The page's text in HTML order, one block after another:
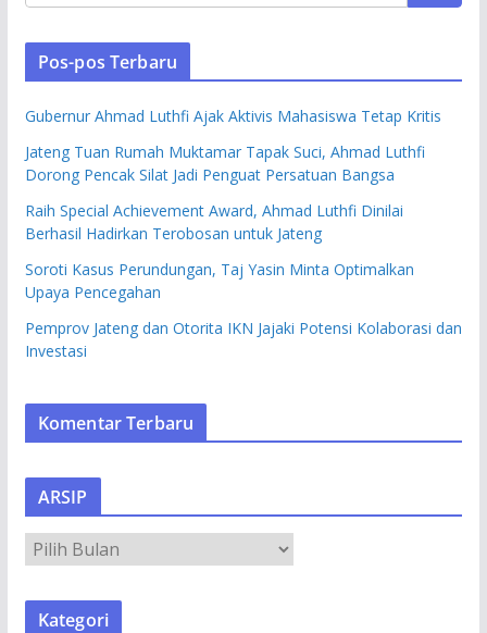
Pos-pos Terbaru
Gubernur Ahmad Luthfi Ajak Aktivis Mahasiswa Tetap Kritis
Jateng Tuan Rumah Muktamar Tapak Suci, Ahmad Luthfi
Dorong Pencak Silat Jadi Penguat Persatuan Bangsa
Raih Special Achievement Award, Ahmad Luthfi Dinilai
Berhasil Hadirkan Terobosan untuk Jateng
Soroti Kasus Perundungan, Taj Yasin Minta Optimalkan
Upaya Pencegahan
Pemprov Jateng dan Otorita IKN Jajaki Potensi Kolaborasi dan
Investasi
Komentar Terbaru
ARSIP
R
S
Kategori